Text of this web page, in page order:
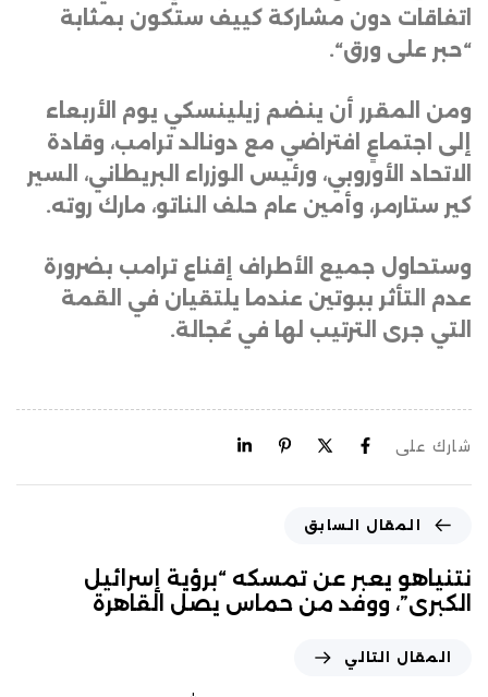
اتفاقات دون مشاركة كييف ستكون بمثابة
“حبر على ورق“.
ومن المقرر أن ينضم زيلينسكي يوم الأربعاء
إلى اجتماعٍ افتراضي مع دونالد ترامب، وقادة
الاتحاد الأوروبي، ورئيس الوزراء البريطاني، السير
كير ستارمر، وأمين عام حلف الناتو، مارك روته.
وستحاول جميع الأطراف إقناع ترامب بضرورة
عدم التأثر ببوتين عندما يلتقيان في القمة
التي جرى الترتيب لها في عُجالة.
شارك على
المقال السابق
نتنياهو يعبر عن تمسكه “برؤية إسرائيل
الكبرى”، ووفد من حماس يصل القاهرة
المقال التالي